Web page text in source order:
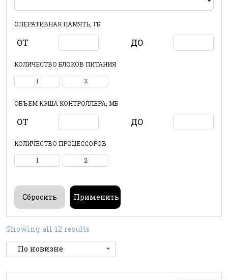
ОПЕРАТИВНАЯ ПАМЯТЬ, ГБ
ОТ ДО
КОЛИЧЕСТВО БЛОКОВ ПИТАНИЯ
1 2
ОБЪЕМ КЭША КОНТРОЛЛЕРА, МБ
ОТ ДО
КОЛИЧЕСТВО ПРОЦЕССОРОВ
1 2
Showing all 12 results